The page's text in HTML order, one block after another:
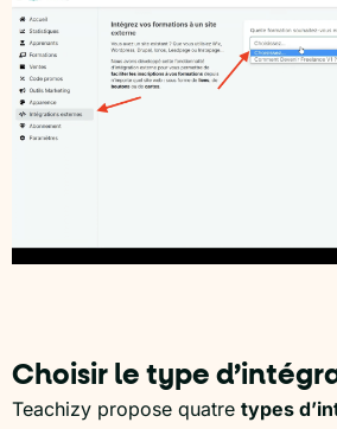
Choisir le type
Teachizy propose quatre types